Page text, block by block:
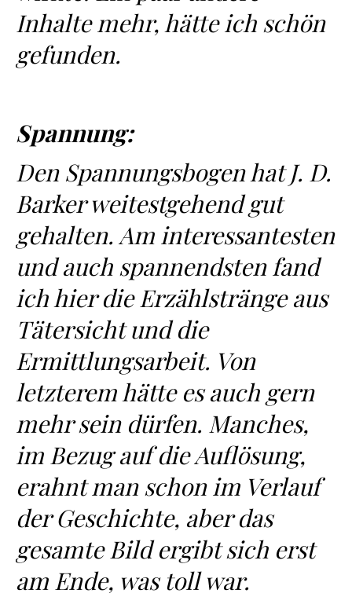
Inhalte mehr, hätte ich schön
gefunden.
Spannung:
Den Spannungsbogen hat J. D.
Barker weitestgehend gut
gehalten. Am interessantesten
und auch spannendsten fand
ich hier die Erzählstränge aus
Tätersicht und die
Ermittlungsarbeit. Von
letzterem hätte es auch gern
mehr sein dürfen. Manches,
im Bezug auf die Auflösung,
erahnt man schon im Verlauf
der Geschichte, aber das
gesamte Bild ergibt sich erst
am Ende, was toll war.